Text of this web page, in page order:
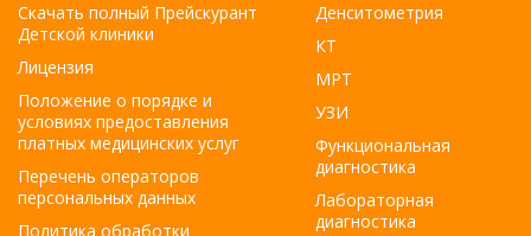
Скачать полный Прейскурант
Детской клиники
Лицензия
Положение о порядке и
условиях предоставления
платных медицинских услуг
Перечень операторов
персональных данных
Политика обработки
Денситометрия
КТ
МРТ
УЗИ
Функциональная
диагностика
Лабораторная
диагностика